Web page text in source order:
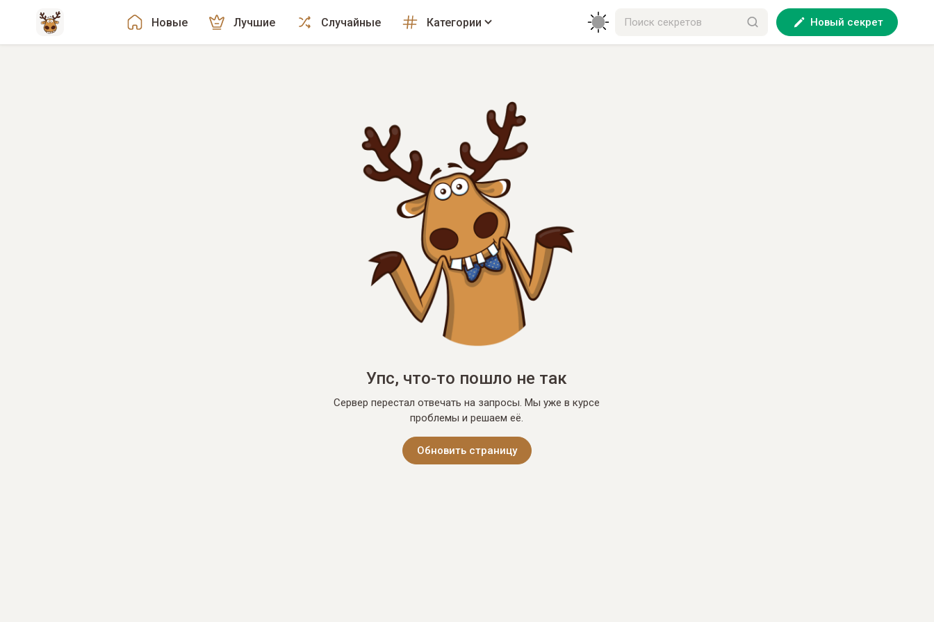
Новые Лучшие Случайные Категории Новый секрет
Упс, что-то пошло не так
Сервер перестал отвечать на запросы. Мы уже в курсе
проблемы и решаем её.
Обновить страницу